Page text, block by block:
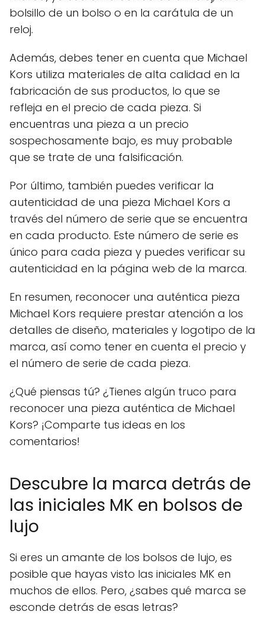
bolsillo de un bolso o en la carátula de un
reloj.
Además, debes tener en cuenta que Michael
Kors utiliza materiales de alta calidad en la
fabricación de sus productos, lo que se
refleja en el precio de cada pieza. Si
encuentras una pieza a un precio
sospechosamente bajo, es muy probable
que se trate de una falsificación.
Por último, también puedes verificar la
autenticidad de una pieza Michael Kors a
través del número de serie que se encuentra
en cada producto. Este número de serie es
único para cada pieza y puedes verificar su
autenticidad en la página web de la marca.
En resumen, reconocer una auténtica pieza
Michael Kors requiere prestar atención a los
detalles de diseño, materiales y logotipo de la
marca, así como tener en cuenta el precio y
el número de serie de cada pieza.
¿Qué piensas tú? ¿Tienes algún truco para
reconocer una pieza auténtica de Michael
Kors? ¡Comparte tus ideas en los
comentarios!
Descubre la marca detrás de
las iniciales MK en bolsos de
lujo
Si eres un amante de los bolsos de lujo, es
posible que hayas visto las iniciales MK en
muchos de ellos. Pero, ¿sabes qué marca se
esconde detrás de esas letras?